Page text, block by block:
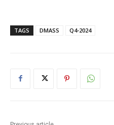
TAGS DMASS Q4-2024